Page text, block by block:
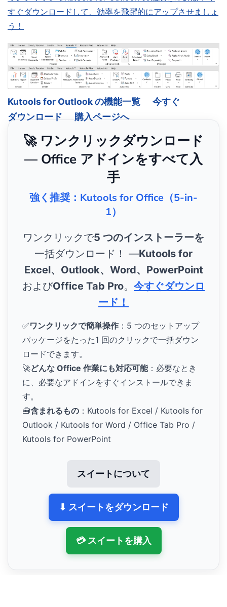
すぐダウンロードして、効率を飛躍的にアップさせましょ
う！
Kutools for Outlook の機能一覧
今すぐ
ダウンロード
購入ページへ
🚀 ワンクリックダウンロード
— Office アドインをすべて入
手
強く推奨：Kutools for Office（5-in-
1）
ワンクリックで5 つのインストーラーを
一括ダウンロード！ ―Kutools for
Excel、Outlook、Word、PowerPoint
およびOffice Tab Pro。 今すぐダウンロ
ード！
✅ワンクリックで簡単操作 ：5 つのセットアップ
パッケージをたった1 回のクリックで一括ダウン
ロードできます。
🚀どんな Office 作業にも対応可能：必要なとき
に、必要なアドインをすぐインストールできま
す。
🧰含まれるもの ：Kutools for Excel / Kutools for
Outlook / Kutools for Word / Office Tab Pro /
Kutools for PowerPoint
スイートについて
⬇ スイートをダウンロード
💳 スイートを購入